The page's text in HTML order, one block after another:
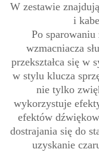
W zestawie
i
Po
wzmacniacza
przekształca się w
w stylu klucza
nie tylko
wykorzystuje
efektów
dostrajania się do
uzyskanie